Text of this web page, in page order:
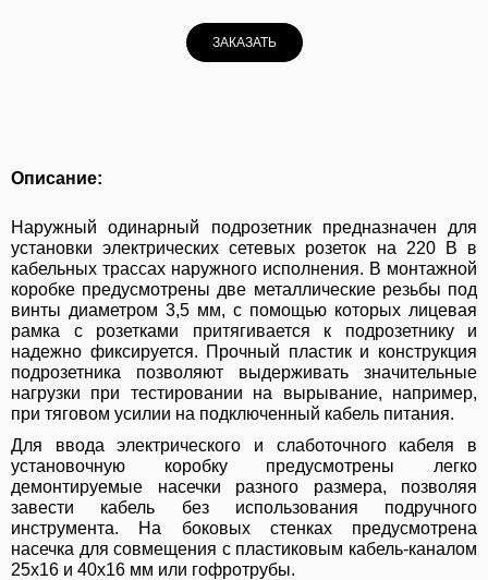
ЗАКАЗАТЬ
Описание:
Наружный одинарный подрозетник предназначен для
установки электрических сетевых розеток на 220 В в
кабельных трассах наружного исполнения. В монтажной
коробке предусмотрены две металлические резьбы под
винты диаметром 3,5 мм, с помощью которых лицевая
рамка с розетками притягивается к подрозетнику и
надежно фиксируется. Прочный пластик и конструкция
подрозетника позволяют выдерживать значительные
нагрузки при тестировании на вырывание, например,
при тяговом усилии на подключенный кабель питания.
Для ввода электрического и слаботочного кабеля в
установочную коробку предусмотрены легко
демонтируемые насечки разного размера, позволяя
завести кабель без использования подручного
инструмента. На боковых стенках предусмотрена
насечка для совмещения с пластиковым кабель-каналом
25x16 и 40x16 мм или гофротрубы.